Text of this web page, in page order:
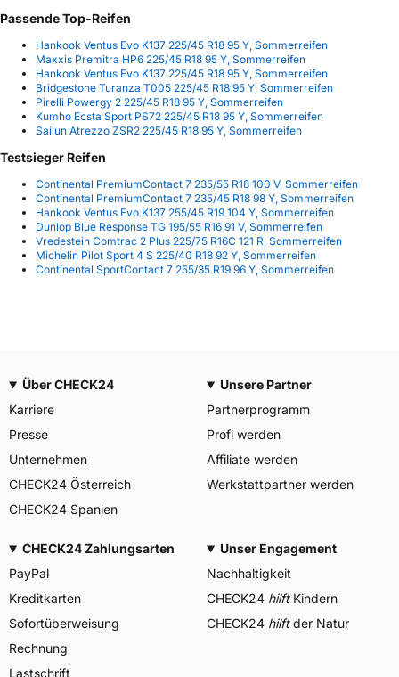
Passende Top-Reifen
Hankook Ventus Evo K137 225/45 R18 95 Y, Sommerreifen
Maxxis Premitra HP6 225/45 R18 95 Y, Sommerreifen
Hankook Ventus Evo K137 225/45 R18 95 Y, Sommerreifen
Bridgestone Turanza T005 225/45 R18 95 Y, Sommerreifen
Pirelli Powergy 2 225/45 R18 95 Y, Sommerreifen
Kumho Ecsta Sport PS72 225/45 R18 95 Y, Sommerreifen
Sailun Atrezzo ZSR2 225/45 R18 95 Y, Sommerreifen
Testsieger Reifen
Continental PremiumContact 7 235/55 R18 100 V, Sommerreifen
Continental PremiumContact 7 235/45 R18 98 Y, Sommerreifen
Hankook Ventus Evo K137 255/45 R19 104 Y, Sommerreifen
Dunlop Blue Response TG 195/55 R16 91 V, Sommerreifen
Vredestein Comtrac 2 Plus 225/75 R16C 121 R, Sommerreifen
Michelin Pilot Sport 4 S 225/40 R18 92 Y, Sommerreifen
Continental SportContact 7 255/35 R19 96 Y, Sommerreifen
Über CHECK24
Karriere
Presse
Unternehmen
CHECK24 Österreich
CHECK24 Spanien
Unsere Partner
Partnerprogramm
Profi werden
Affiliate werden
Werkstattpartner werden
CHECK24 Zahlungsarten
PayPal
Kreditkarten
Sofortüberweisung
Rechnung
Lastschrift
Unser Engagement
Nachhaltigkeit
CHECK24 hilftKindern
CHECK24 hilftder Natur